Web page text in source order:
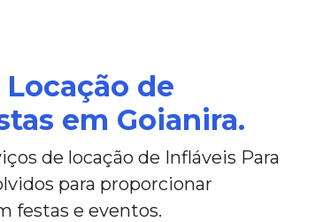
de
em Goianira.
de locação de Infláveis Para
para proporcionar
festas e eventos.